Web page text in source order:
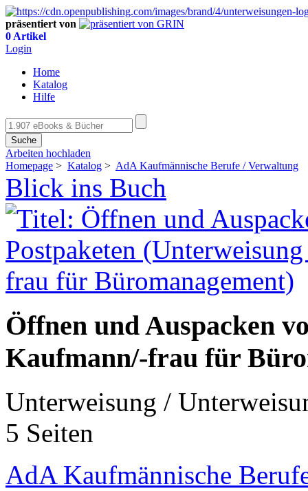
präsentiert von
0 Artikel
Login
Home
Katalog
Hilfe
Suche
Arbeiten hochladen
Homepage > Katalog > AdA Kaufmännische Berufe / Verwaltung
Blick ins Buch
Öffnen und Auspacken
Kaufmann/-frau für
Unterweisung /
5 Seiten
AdA Kaufmännische